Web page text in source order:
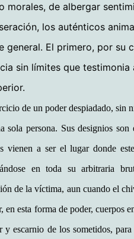
morales, de albergar
los auténticos
general. El primero, por su
sin límites que testimonia
de un poder despiadado, sin
sola persona. Sus designios
vienen a ser el lugar donde
en toda su arbitraria
de la víctima, aun cuando el
en esta forma de poder, cuerpos
y escarnio de los sometidos,